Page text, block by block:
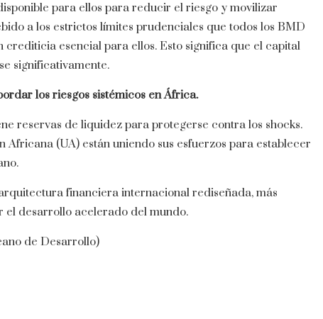
para ellos para reducir el riesgo y movilizar
a los estrictos límites prudenciales que todos los BMD
esencial para ellos. Esto significa que el capital
significativamente.
los riesgos sistémicos en África.
reservas de liquidez para protegerse contra los shocks.
(UA) están uniendo sus esfuerzos para establecer
financiera internacional rediseñada, más
el desarrollo acelerado del mundo.
de Desarrollo)